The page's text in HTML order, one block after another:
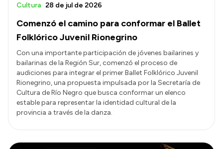
Comenzó el camino para conformar el Ballet
Folklórico Juvenil Rionegrino
Cultura 28 de jul de 2026
Con una importante participación de jóvenes bailarines y
bailarinas de la Región Sur, comenzó el proceso de
audiciones para integrar el primer Ballet Folklórico Juvenil
Rionegrino, una propuesta impulsada por la Secretaría de
Cultura de Río Negro que busca conformar un elenco
estable para representar la identidad cultural de la
provincia a través de la danza.